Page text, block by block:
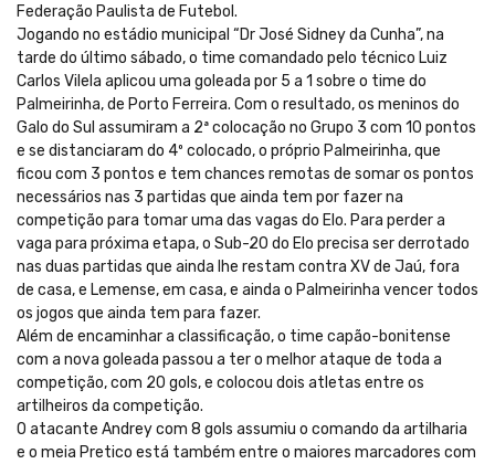
Federação Paulista de Futebol.
Jogando no estádio municipal “Dr José Sidney da Cunha”, na
tarde do último sábado, o time comandado pelo técnico Luiz
Carlos Vilela aplicou uma goleada por 5 a 1 sobre o time do
Palmeirinha, de Porto Ferreira. Com o resultado, os meninos do
Galo do Sul assumiram a 2ª colocação no Grupo 3 com 10 pontos
e se distanciaram do 4º colocado, o próprio Palmeirinha, que
ficou com 3 pontos e tem chances remotas de somar os pontos
necessários nas 3 partidas que ainda tem por fazer na
competição para tomar uma das vagas do Elo. Para perder a
vaga para próxima etapa, o Sub-20 do Elo precisa ser derrotado
nas duas partidas que ainda lhe restam contra XV de Jaú, fora
de casa, e Lemense, em casa, e ainda o Palmeirinha vencer todos
os jogos que ainda tem para fazer.
Além de encaminhar a classificação, o time capão-bonitense
com a nova goleada passou a ter o melhor ataque de toda a
competição, com 20 gols, e colocou dois atletas entre os
artilheiros da competição.
O atacante Andrey com 8 gols assumiu o comando da artilharia
e o meia Pretico está também entre o maiores marcadores com